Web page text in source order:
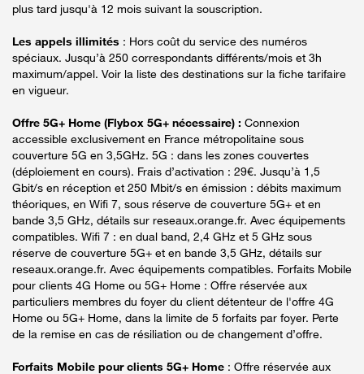
plus tard jusqu'à 12 mois suivant la souscription.
Les appels illimités : Hors coût du service des numéros
spéciaux. Jusqu’à 250 correspondants différents/mois et 3h
maximum/appel. Voir la liste des destinations sur la fiche tarifaire
en vigueur.
Offre 5G+ Home (Flybox 5G+ nécessaire) : Connexion
accessible exclusivement en France métropolitaine sous
couverture 5G en 3,5GHz. 5G : dans les zones couvertes
(déploiement en cours). Frais d’activation : 29€. Jusqu’à 1,5
Gbit/s en réception et 250 Mbit/s en émission : débits maximum
théoriques, en Wifi 7, sous réserve de couverture 5G+ et en
bande 3,5 GHz, détails sur reseaux.orange.fr. Avec équipements
compatibles. Wifi 7 : en dual band, 2,4 GHz et 5 GHz sous
réserve de couverture 5G+ et en bande 3,5 GHz, détails sur
reseaux.orange.fr. Avec équipements compatibles. Forfaits Mobile
pour clients 4G Home ou 5G+ Home : Offre réservée aux
particuliers membres du foyer du client détenteur de l'offre 4G
Home ou 5G+ Home, dans la limite de 5 forfaits par foyer. Perte
de la remise en cas de résiliation ou de changement d’offre.
Forfaits Mobile pour clients 5G+ Home : Offre réservée aux